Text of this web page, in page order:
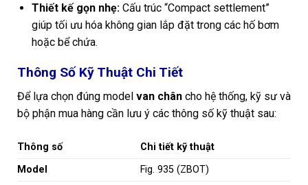
Thiết kế gọn nhẹ:Cấu trúc “Compact settlement”
giúp tối ưu hóa không gian lắp đặt trong các hố bơm
hoặc bể chứa.
Thông Số Kỹ Thuật Chi Tiết
Để lựa chọn đúng model van chân cho hệ thống, kỹ sư và
bộ phận mua hàng cần lưu ý các thông số kỹ thuật sau:
Thông số
Chi tiết kỹ thuật
Model
Fig. 935 (ZBOT)